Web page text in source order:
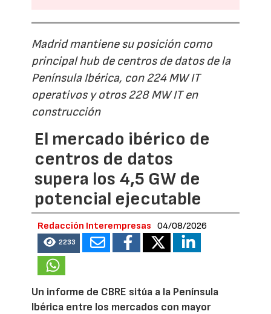
Madrid mantiene su posición como
principal hub de centros de datos de la
Península Ibérica, con 224 MW IT
operativos y otros 228 MW IT en
construcción
El mercado ibérico de
centros de datos
supera los 4,5 GW de
potencial ejecutable
Redacción Interempresas 04/08/2026
2233
Un informe de CBRE sitúa a la Península
Ibérica entre los mercados con mayor